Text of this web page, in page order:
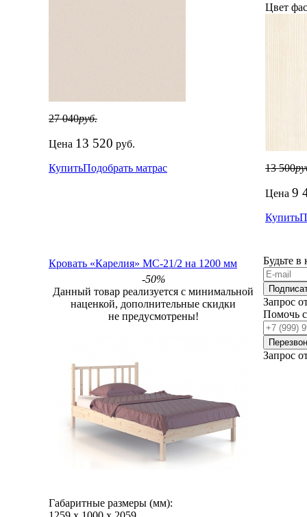
27 040руб.
Цена 13 520 руб.
КупитьПодобрать матрас
Цвет
13 500
Цена 9
Купить
Кровать «Карелия» МС-21/2 на 1200 мм
-50%
Данный товар реализуется с минимальной
наценкой, дополнительные скидки
не предусмотрены!
Габаритные размеры (мм):
Будьте в
Запрос
Помочь
Запрос